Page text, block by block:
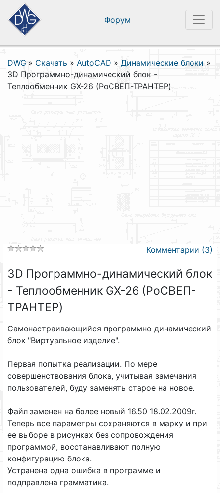
Форум
DWG » Скачать » AutoCAD » Динамические блоки »
3D Программно-динамический блок -
Теплообменник GX-26 (РоСВЕП-ТРАНТЕР)
Комментарии (3)
3D Программно-динамический блок
- Теплообменник GX-26 (РоСВЕП-
ТРАНТЕР)
Самонастраивающийся программно динамический
блок "Виртуальное изделие".
Первая попытка реализации. По мере
совершенствования блока, учитывая замечания
пользователей, буду заменять старое на новое.
Файл заменен на более новый 16.50 18.02.2009г.
Теперь все параметры сохраняются в марку и при
ее выборе в рисунках без сопровождения
программой, восстанавливают полную
конфигурацию блока.
Устранена одна ошибка в программе и
подправлена грамматика.